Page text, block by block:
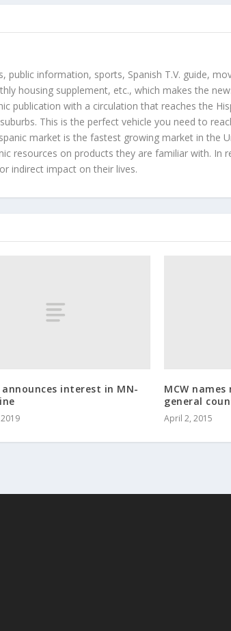
public information, sports, Spanish T.V. guide,
housing supplement, etc., which makes the
publication with a circulation that reaches the
This is the perfect vehicle you need to
market is the fastest growing market in the
resources on products they are familiar with. In
indirect impact on their lives.
interest in MN-
MCW
general
April 2, 2015